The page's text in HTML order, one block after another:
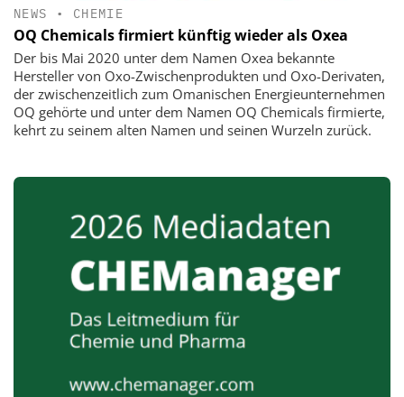
NEWS • CHEMIE
OQ Chemicals firmiert künftig wieder als Oxea
Der bis Mai 2020 unter dem Namen Oxea bekannte
Hersteller von Oxo-Zwischenprodukten und Oxo-Derivaten,
der zwischenzeitlich zum Omanischen Energieunternehmen
OQ gehörte und unter dem Namen OQ Chemicals firmierte,
kehrt zu seinem alten Namen und seinen Wurzeln zurück.